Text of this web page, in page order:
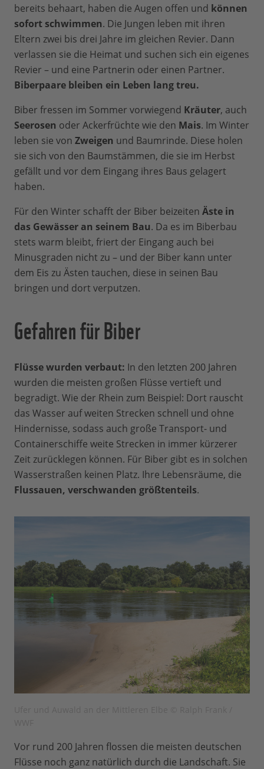
bereits behaart, haben die Augen offen und können
sofort schwimmen. Die Jungen leben mit ihren
Eltern zwei bis drei Jahre im gleichen Revier. Dann
verlassen sie die Heimat und suchen sich ein eigenes
Revier – und eine Partnerin oder einen Partner.
Biberpaare bleiben ein Leben lang treu.
Biber fressen im Sommer vorwiegend Kräuter, auch
Seerosen oder Ackerfrüchte wie den Mais. Im Winter
leben sie von Zweigen und Baumrinde. Diese holen
sie sich von den Baumstämmen, die sie im Herbst
gefällt und vor dem Eingang ihres Baus gelagert
haben.
Für den Winter schafft der Biber beizeiten Äste in
das Gewässer an seinem Bau. Da es im Biberbau
stets warm bleibt, friert der Eingang auch bei
Minusgraden nicht zu – und der Biber kann unter
dem Eis zu Ästen tauchen, diese in seinen Bau
bringen und dort verputzen.
Gefahren für Biber
Flüsse wurden verbaut: In den letzten 200 Jahren
wurden die meisten großen Flüsse vertieft und
begradigt. Wie der Rhein zum Beispiel: Dort rauscht
das Wasser auf weiten Strecken schnell und ohne
Hindernisse, sodass auch große Transport- und
Containerschiffe weite Strecken in immer kürzerer
Zeit zurücklegen können. Für Biber gibt es in solchen
Wasserstraßen keinen Platz. Ihre Lebensräume, die
Flussauen, verschwanden größtenteils.
Vor rund 200 Jahren flossen die meisten deutschen
Flüsse noch ganz natürlich durch die Landschaft. Sie